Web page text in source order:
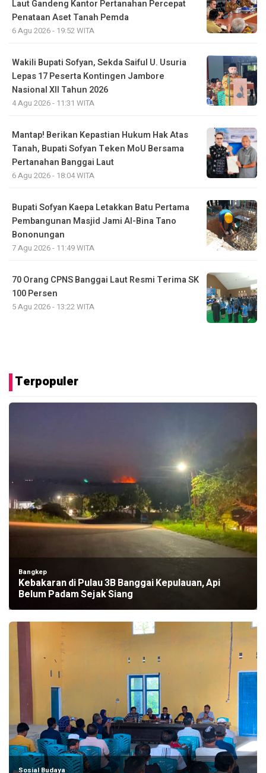
Laut Gandeng Kantor Pertanahan Percepat
Penataan Aset Tanah Pemda
6 Agu 2026 - 19:52 WITA
Wakili Bupati Sofyan, Sekda Saiful U. Usuria
Lepas 17 Peserta Kontingen Jambore
Nasional XII Tahun 2026
4 Agu 2026 - 11:31 WITA
Mantap! Berikan Kepastian Hukum Hak Atas
Tanah, Bupati Sofyan Teken MoU Bersama
Pertanahan Banggai Laut
6 Agu 2026 - 18:04 WITA
Bupati Sofyan Kaepa Letakkan Batu Pertama
Pembangunan Masjid Jami Al-Bina Tano
Bononungan
7 Agu 2026 - 11:49 WITA
70 Orang CPNS Banggai Laut Resmi Terima SK
100 Persen
5 Agu 2026 - 13:22 WITA
Terpopuler
Bangkep
Kebakaran di Pulau 3B Banggai Kepulauan, Api
Belum Padam Sejak Siang
Sosial Budaya